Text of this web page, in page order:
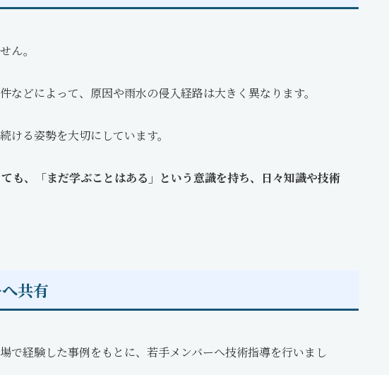
ん。
どによって、原因や雨水の侵入経路は大きく異なります。
ける姿勢を大切にしています。
も、「まだ学ぶことはある」という意識を持ち、日々知識や技術
共有
で経験した事例をもとに、若手メンバーへ技術指導を行いまし